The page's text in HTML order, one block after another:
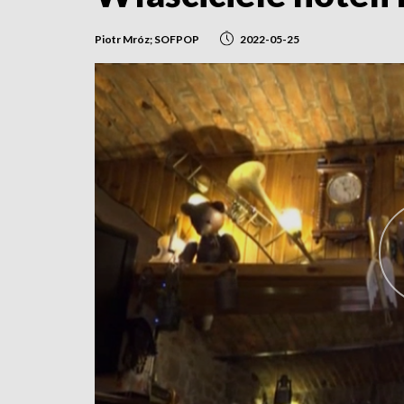
Piotr Mróz; SOFPOP 2022-05-25